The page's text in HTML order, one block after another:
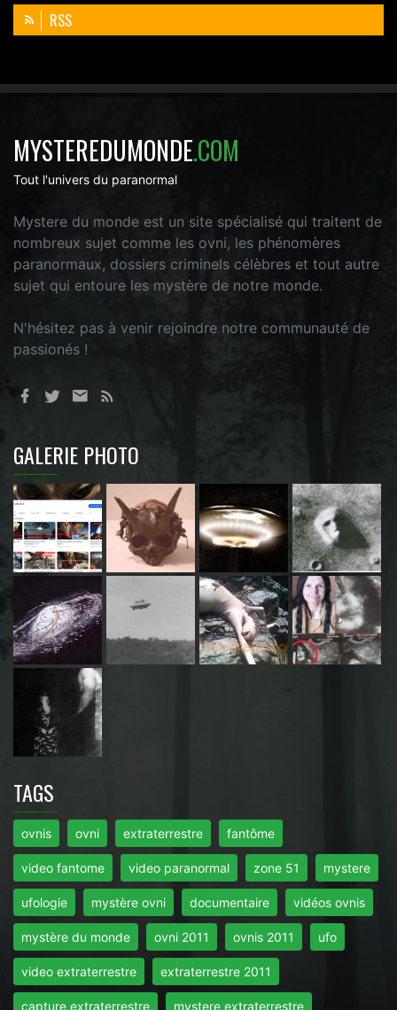
RSS
MYSTEREDUMONDE.COM
Tout l'univers du paranormal
Mystere du monde est un site spécialisé qui traitent de
nombreux sujet comme les ovni, les phénomères
paranormaux, dossiers criminels célèbres et tout autre
sujet qui entoure les mystère de notre monde.
N'hésitez pas à venir rejoindre notre communauté de
passionés !
GALERIE PHOTO
TAGS
ovnis ovni extraterrestre fantôme
video fantome video paranormal zone 51 mystere
ufologie mystère ovni documentaire vidéos ovnis
mystère du monde ovni 2011 ovnis 2011 ufo
video extraterrestre extraterrestre 2011
capture extraterrestre mystere extraterrestre